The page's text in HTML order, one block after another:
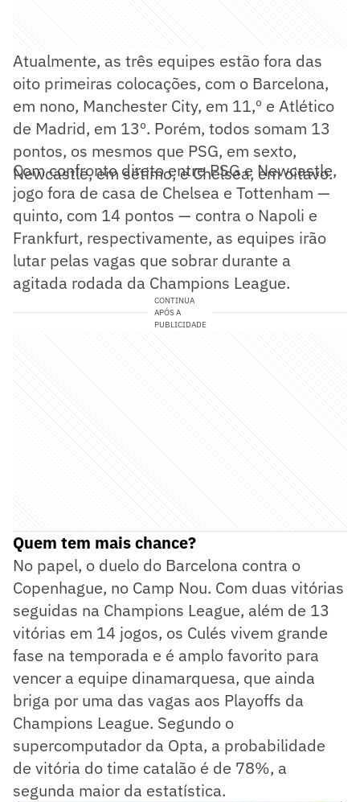
Atualmente, as três equipes estão fora das
oito primeiras colocações, com o Barcelona,
em nono, Manchester City, em 11,º e Atlético
de Madrid, em 13º. Porém, todos somam 13
pontos, os mesmos que PSG, em sexto,
Newcastle, em sétimo, e Chelsea, em oitavo.
Com confronto direto entre PSG e Newcastle,
jogo fora de casa de Chelsea e Tottenham —
quinto, com 14 pontos — contra o Napoli e
Frankfurt, respectivamente, as equipes irão
lutar pelas vagas que sobrar durante a
agitada rodada da Champions League.
CONTINUA
APÓS A
PUBLICIDADE
Quem tem mais chance?
No papel, o duelo do Barcelona contra o
Copenhague, no Camp Nou. Com duas vitórias
seguidas na Champions League, além de 13
vitórias em 14 jogos, os Culés vivem grande
fase na temporada e é amplo favorito para
vencer a equipe dinamarquesa, que ainda
briga por uma das vagas aos Playoffs da
Champions League. Segundo o
supercomputador da Opta, a probabilidade
de vitória do time catalão é de 78%, a
segunda maior da estatística.